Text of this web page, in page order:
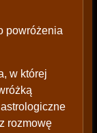
powróżenia
w której
rozmowę